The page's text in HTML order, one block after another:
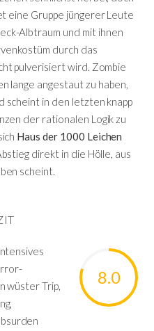
eine Gruppe jüngerer Leute
Albtraum und mit ihnen
durch das
pulverisiert wird. Zombie
lange angestaut zu haben,
scheint in den letzten knapp
der rationalen Logik zu
Haus der 1000 Leichen
direkt in die Hölle, aus
scheint.
8.0
wüster Trip,